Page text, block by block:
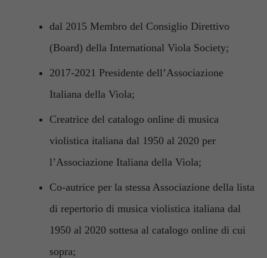
dal 2015 Membro del Consiglio Direttivo
(Board) della International Viola Society;
2017-2021 Presidente dell’Associazione
Italiana della Viola;
Creatrice del catalogo online di musica
violistica italiana dal 1950 al 2020 per
l’Associazione Italiana della Viola;
Co-autrice per la stessa Associazione della lista
di repertorio di musica violistica italiana dal
1950 al 2020 sottesa al catalogo online di cui
sopra;